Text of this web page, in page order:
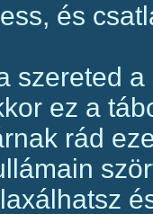
és
szereted
ez a
rád